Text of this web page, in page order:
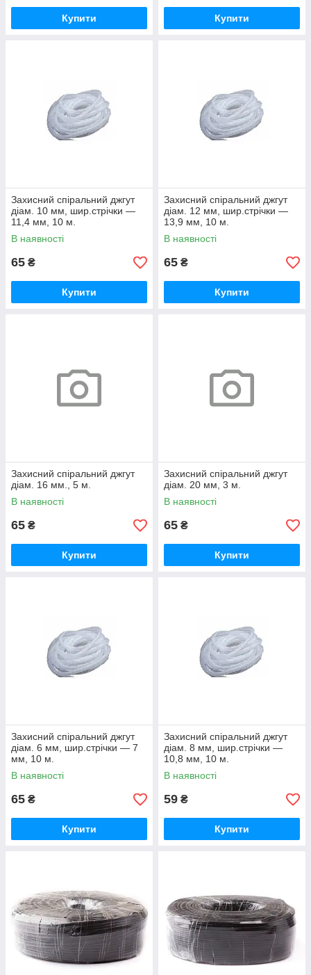
Купити Купити
Захисний спіральний джгут
діам. 10 мм, шир.стрічки —
11,4 мм, 10 м.
В наявності
65 ₴
Купити
Захисний спіральний джгут
діам. 12 мм, шир.стрічки —
13,9 мм, 10 м.
В наявності
65 ₴
Купити
Захисний спіральний джгут
діам. 16 мм., 5 м.
В наявності
65 ₴
Купити
Захисний спіральний джгут
діам. 20 мм, 3 м.
В наявності
65 ₴
Купити
Захисний спіральний джгут
діам. 6 мм, шир.стрічки — 7
мм, 10 м.
В наявності
65 ₴
Купити
Захисний спіральний джгут
діам. 8 мм, шир.стрічки —
10,8 мм, 10 м.
В наявності
59 ₴
Купити